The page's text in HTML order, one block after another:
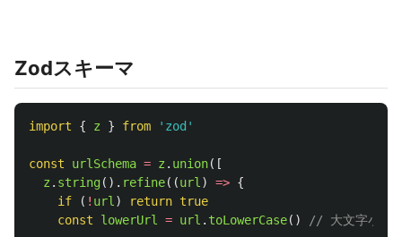
Zodスキーマ
import { z } from ' zod '
const urlSchema = z . union([
z . string(). refine((url ) => {
if
( ! url ) return true
const
lowerUrl = url . toLowerCase() // 大文字小文